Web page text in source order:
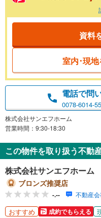
資料
室内･現
電話で問
0078-6014-
株式会社サンエフホーム
営業時間：9:30-18:30
この物件を取り扱う不動
株式会社サンエフホーム
ブロンズ推奨店
-.-- 不動産
おすすめ 成約でもらえる